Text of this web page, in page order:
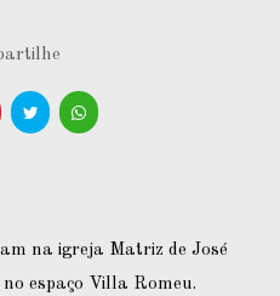
na igreja Matriz de José
no espaço Villa Romeu.